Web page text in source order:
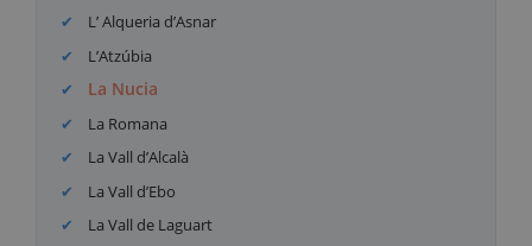
L’ Alqueria d’Asnar
L’Atzúbia
La Nucia
La Romana
La Vall d’Alcalà
La Vall d’Ebo
La Vall de Laguart